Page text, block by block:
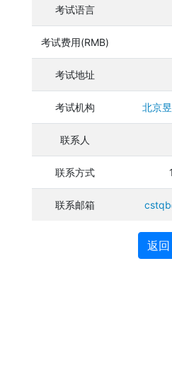
考试语言
考试费用(RMB)
考试地址
考试机构 北京
联系人
联系方式
联系邮箱
返回